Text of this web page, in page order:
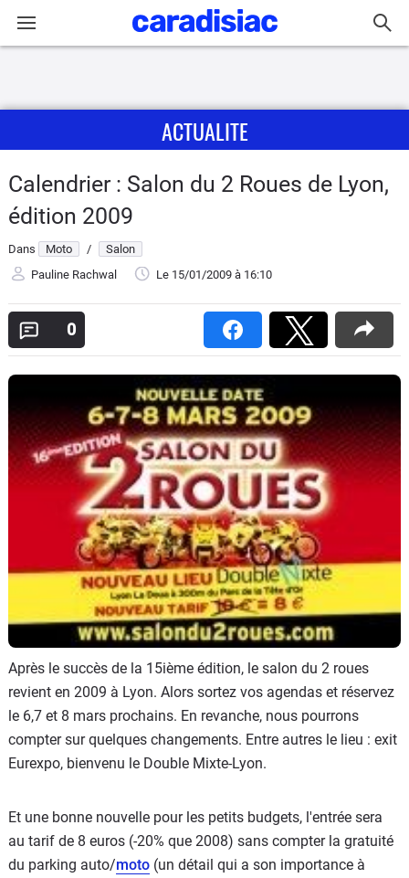
Actu
Essais
Equipement
Avis
Scooters
&
125
ACTUALITE
Calendrier : Salon du 2 Roues de Lyon,
édition 2009
Dans Moto /
Salon
Pauline Rachwal
Le 15/01/2009 à 16:10
0
Après le succès de la 15ième édition, le salon du 2 roues
revient en 2009 à Lyon. Alors sortez vos agendas et réservez
le 6,7 et 8 mars prochains. En revanche, nous pourrons
compter sur quelques changements. Entre autres le lieu : exit
Eurexpo, bienvenu le Double Mixte-Lyon.
Et une bonne nouvelle pour les petits budgets, l'entrée sera
au tarif de 8 euros (-20% que 2008) sans compter la gratuité
du parking auto/moto (un détail qui a son importance à